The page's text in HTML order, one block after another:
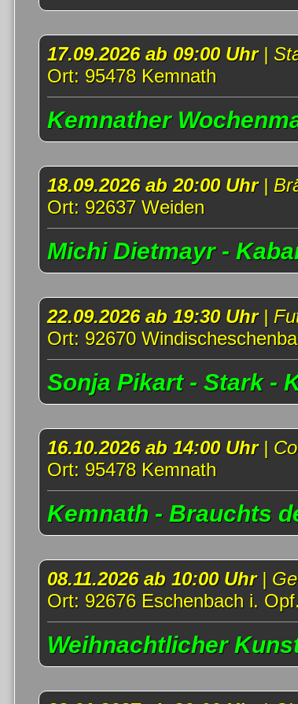
17.09.2026 ab 09:00 Uhr |
Ort: 95478 Kemnath
Kemnather
18.09.2026 ab 20:00 Uhr |
Ort: 92637 Weiden
Michi Dietmayr -
22.09.2026 ab 19:30 Uhr |
Ort: 92670
Sonja Pikart - Stark -
16.10.2026 ab 14:00 Uhr |
Ort: 95478 Kemnath
Kemnath - Brauchts
08.11.2026 ab 10:00 Uhr |
Ort: 92676 Eschenbach i. Opf.
Weihnachtlicher